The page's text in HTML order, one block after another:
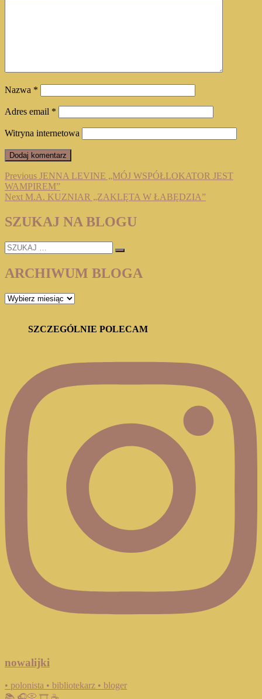
Nazwa *
Adres email *
Witryna internetowa
Nawigacja
wpisu
Previous Previous
post:
JENNA LEVINE „MÓJ WSPÓŁLOKATOR JEST
WAMPIREM”
Next Next
M.A. KUZNIAR „ZAKLĘTA W ŁABĘDZIA”
SZUKAJ NA BLOGU
SZUKAJ
…
ARCHIWUM BLOGA
ARCHIWUM
SZCZEGÓLNIE POLECAM
nowalijki
• polonista • bibliotekarz • bloger